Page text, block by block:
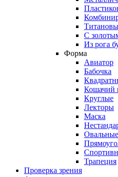
С
Из рога
Форма
Авиатор
Бабочка
Кошачий
Круглые
Лекторы
Маска
Овальные
Трапеция
Проверка зрения